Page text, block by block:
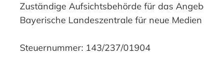
Zuständige Aufsichtsbehörde für das
Bayerische Landeszentrale für neue
Steuernummer: 143/237/01904